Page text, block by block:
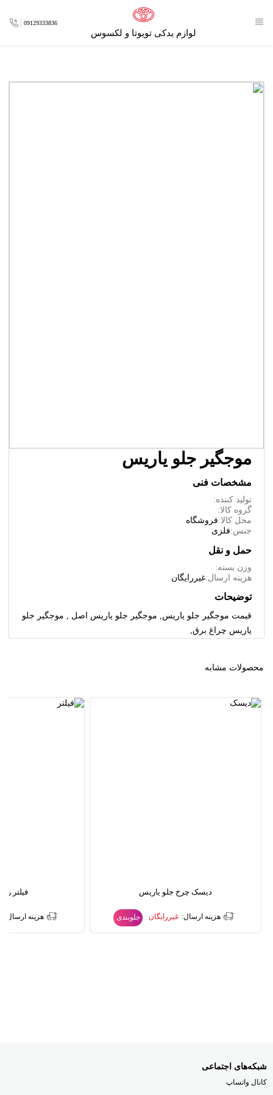
لوازم یدکی تویوتا و لکسوس
09129333836
موجگیر جلو یاریس
مشخصات فنی
تولید کننده:
گروه کالا:
محل کالا:فروشگاه
جنس:فلزی
حمل و نقل
وزن بسته:
هزینه ارسال:غیررایگان
توضیحات
قیمت موجگیر جلو یاریس, موجگیر جلو یاریس اصل , موجگیر جلو
یاریس چراغ برق,
محصولات مشابه
دیسک چرخ جلو یاریس
هزینه ارسال: غیررایگان جلوبندی
فیلتر
هزینه ارسال:
شبکه‌های اجتماعی
کانال واتساپ